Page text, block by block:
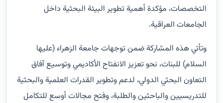
التخصصات، مؤكدة أهمية تطوير البيئة البحثية داخل
الجامعات العراقية.
وتأتي هذه المشاركة ضمن توجهات جامعة الزهراء (عليها
السلام) للبنات، نحو تعزيز الانفتاح الأكاديمي وتوسيع آفاق
التعاون البحثي الدولي، لدعم وتطوير القدرات العلمية والبحثية
للتدريسيين والباحثين والطلبة، وفتح مجالات أوسع للتكامل